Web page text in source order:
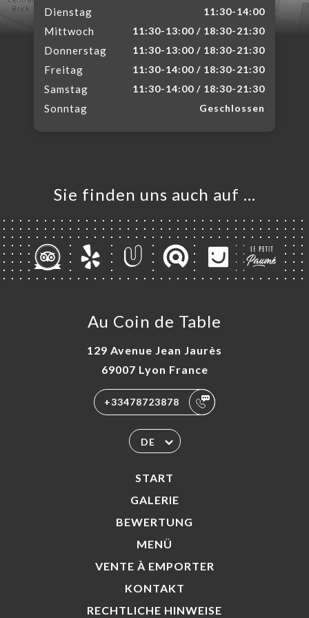
Dienstag 11:30-14:00
Mittwoch 11:30-13:00 / 18:30-21:30
Donnerstag 11:30-13:00 / 18:30-21:30
Freitag 11:30-14:00 / 18:30-21:30
Samstag 11:30-14:00 / 18:30-21:30
Sonntag Geschlossen
Sie finden uns auch auf …
Au Coin de Table
129 Avenue Jean Jaurès
69007 Lyon France
+33478723878
DE
START
GALERIE
BEWERTUNG
MENÜ
VENTE À EMPORTER
KONTAKT
RECHTLICHE HINWEISE